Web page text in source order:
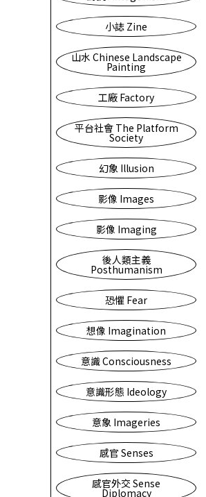
小誌 Zine
山水 Chinese Landscape
Painting
工廠 Factory
平台社會 The Platform
Society
幻象 Illusion
影像 Images
影像 Imaging
後人類主義
Posthumanism
恐懼 Fear
想像 Imagination
意識 Consciousness
意識形態 Ideology
意象 Imageries
感官 Senses
感官外交 Sense
Diplomacy